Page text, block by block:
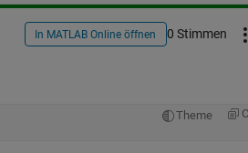
In MATLAB Online öffnen 0 Stimmen
Theme